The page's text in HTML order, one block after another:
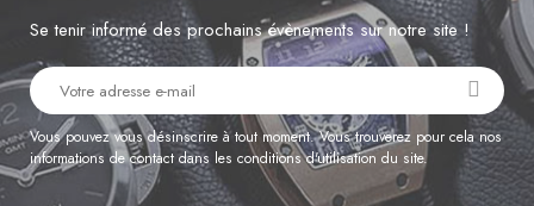
Se tenir informé des prochains évènements sur notre site !
Vous pouvez vous désinscrire à tout moment. Vous trouverez pour cela nos
informations de contact dans les conditions d'utilisation du site.